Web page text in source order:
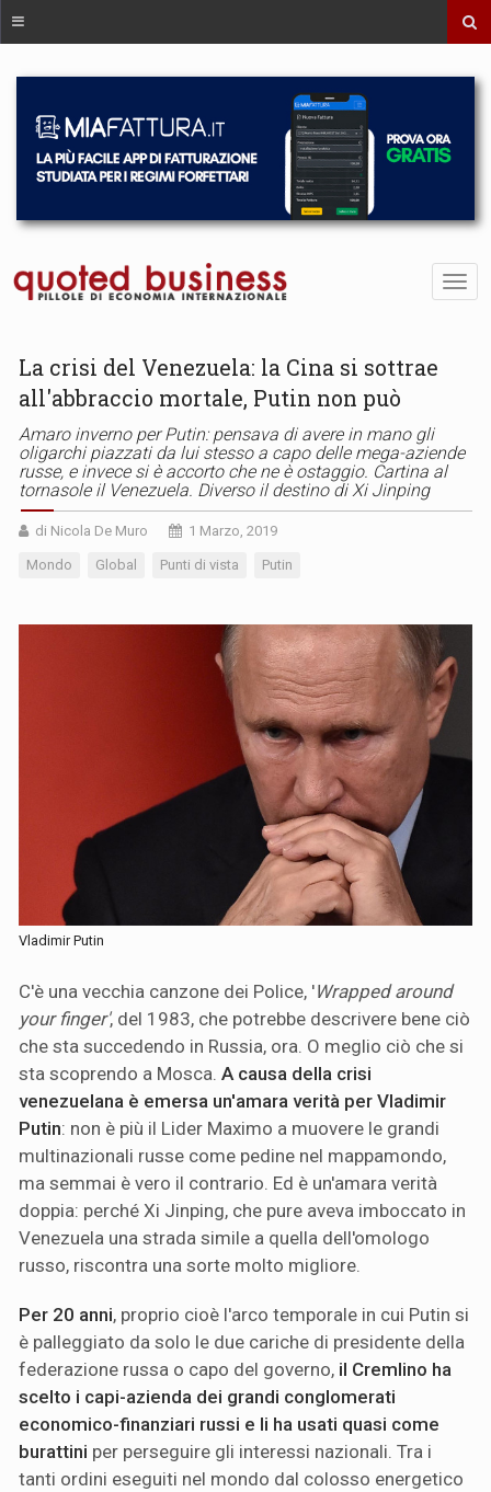
La crisi del Venezuela: la Cina si sottrae
all'abbraccio mortale, Putin non può
Amaro inverno per Putin: pensava di avere in mano gli
oligarchi piazzati da lui stesso a capo delle mega-aziende
russe, e invece si è accorto che ne è ostaggio. Cartina al
tornasole il Venezuela. Diverso il destino di Xi Jinping
di Nicola De Muro 1 Marzo, 2019
Mondo Global Punti di vista Putin
Vladimir Putin
C'è una vecchia canzone dei Police, 'Wrapped around
your finger', del 1983, che potrebbe descrivere bene ciò
che sta succedendo in Russia, ora. O meglio ciò che si
sta scoprendo a Mosca. A causa della crisi
venezuelana è emersa un'amara verità per Vladimir
Putin: non è più il Lider Maximo a muovere le grandi
multinazionali russe come pedine nel mappamondo,
ma semmai è vero il contrario. Ed è un'amara verità
doppia: perché Xi Jinping, che pure aveva imboccato in
Venezuela una strada simile a quella dell'omologo
russo, riscontra una sorte molto migliore.
Per 20 anni, proprio cioè l'arco temporale in cui Putin si
è palleggiato da solo le due cariche di presidente della
federazione russa o capo del governo, il Cremlino ha
scelto i capi-azienda dei grandi conglomerati
economico-finanziari russi e li ha usati quasi come
burattini per perseguire gli interessi nazionali. Tra i
tanti ordini eseguiti nel mondo dal colosso energetico